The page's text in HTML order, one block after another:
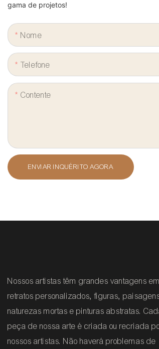
gama de projetos!
Nome
Telefone
Contente
ENVIAR INQUÉRITO AGORA
Nossos artistas têm grandes vantagens em
retratos personalizados, figuras,
naturezas mortas e pinturas abstratas.
peça de nossa arte é criada ou recriada
nossos artistas. Não haverá problemas de